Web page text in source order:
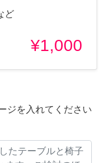
ど
¥1,000
ジを入れてください